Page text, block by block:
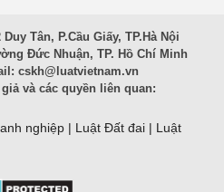
Tân, P.Cầu Giấy, TP.Hà Nội
Đức Nhuận, TP. Hồ Chí Minh
cskh@luatvietnam.vn
và các quyền liên quan:
nghiệp | Luật Đất đai | Luật